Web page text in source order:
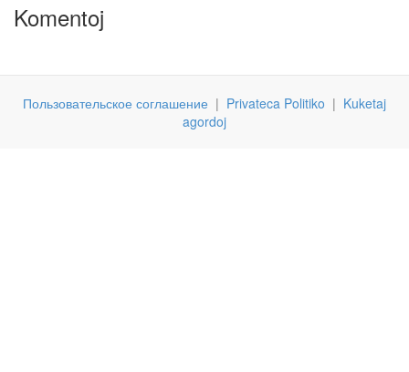
Komentoj
Пользовательское соглашение | Privateca Politiko | Kuketaj
agordoj